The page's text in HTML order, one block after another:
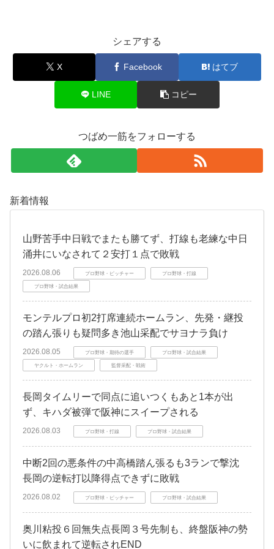
シェアする
X Facebook はてブ
LINE コピー
つばめ一筋をフォローする
新着情報
山野苦手中日戦でまたも勝てず、打線も老練な中日
涌井にいなされて２安打１点で敗戦
2026.08.06 プロ野球・ピッチャー プロ野球・打線
プロ野球・試合結果
モンテルプロ初2打席連続ホームラン、先発・継投
の踏ん張りも疑問多き池山采配でサヨナラ負け
2026.08.05 プロ野球・期待の選手 プロ野球・試合結果
ヤクルト・ホームラン 監督采配・戦術
長岡タイムリーで同点に追いつくもあと1本が出
ず、キハダ被弾で阪神にスイープされる
2026.08.03 プロ野球・打線 プロ野球・試合結果
中断2回の悪条件の中高橋踏ん張るも3ランで撃沈
長岡の逆転打以降得点できずに敗戦
2026.08.02 プロ野球・ピッチャー プロ野球・試合結果
奥川粘投６回無失点長岡３号先制も、終盤阪神の勢
いに飲まれて逆転されEND